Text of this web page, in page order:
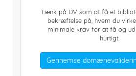
Tænk på DV som at få et
bekræftelse på, hvem du
minimale krav for at få og
hurtigt.
Gennemse